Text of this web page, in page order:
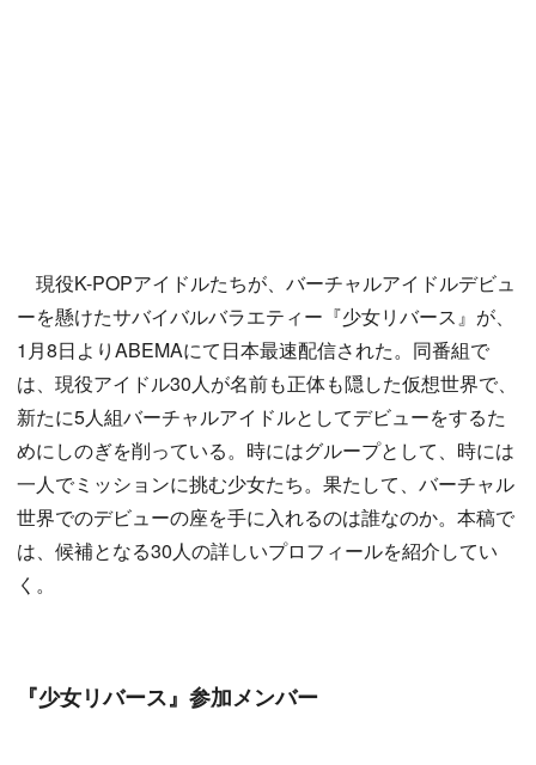
現役K-POPアイドルたちが、バーチャルアイドルデビュ
ーを懸けたサバイバルバラエティー『少女リバース』が、
1月8日よりABEMAにて日本最速配信された。同番組で
は、現役アイドル30人が名前も正体も隠した仮想世界で、
新たに5人組バーチャルアイドルとしてデビューをするた
めにしのぎを削っている。時にはグループとして、時には
一人でミッションに挑む少女たち。果たして、バーチャル
世界でのデビューの座を手に入れるのは誰なのか。本稿で
は、候補となる30人の詳しいプロフィールを紹介してい
く。
『少女リバース』参加メンバー